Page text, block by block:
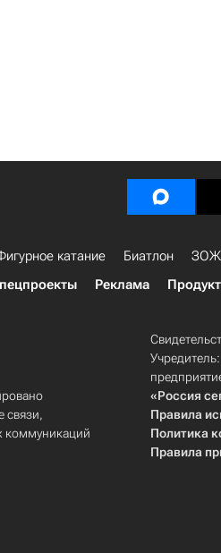
катание Биатлон ЗОЖ
Реклама
связи,
коммуникаций
«Россия
Правила
Политика
Правила